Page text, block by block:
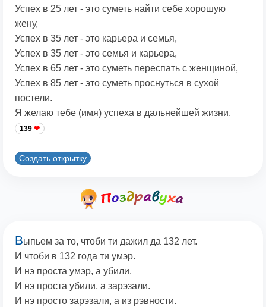
Успех в 25 лет - это суметь найти себе хорошую
жену,
Успех в 35 лет - это карьера и семья,
Успех в 35 лет - это семья и карьера,
Успех в 65 лет - это суметь переспать с женщиной,
Успех в 85 лет - это суметь проснуться в сухой
постели.
Я желаю тебе (имя) успеха в дальнейшей жизни.
139
Создать открытку
Выпьем за то, чтоби ти дажил да 132 лет.
И чтоби в 132 года ти умэр.
И нэ проста умэр, а убили.
И нэ проста убили, а зарэзали.
И нэ просто зарэзали, а из рэвности.